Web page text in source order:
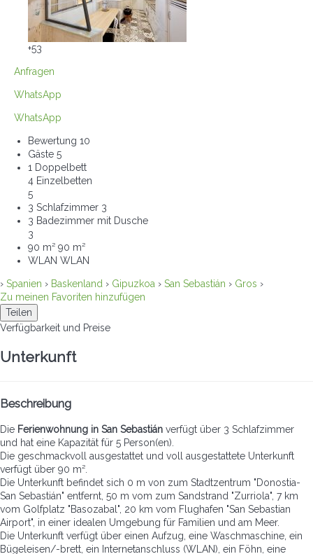
+53
Anfragen
WhatsApp
WhatsApp
Bewertung 10
Gäste 5
1 Doppelbett
4 Einzelbetten
5
3 Schlafzimmer 3
3 Badezimmer mit Dusche
3
90 m² 90 m²
WLAN WLAN
› Spanien › Baskenland › Gipuzkoa › San Sebastián › Gros ›
Zu meinen Favoriten hinzufügen
Teilen
Verfügbarkeit und Preise
Unterkunft
Beschreibung
Die Ferienwohnung in San Sebastián verfügt über 3 Schlafzimmer
und hat eine Kapazität für 5 Person(en).
Die geschmackvoll ausgestattet und voll ausgestattete Unterkunft
verfügt über 90 m².
Die Unterkunft befindet sich 0 m von zum Stadtzentrum "Donostia-
San Sebastián" entfernt, 50 m vom zum Sandstrand "Zurriola", 7 km
vom Golfplatz "Basozabal", 20 km vom Flughafen "San Sebastian
Airport", in einer idealen Umgebung für Familien und am Meer.
Die Unterkunft verfügt über einen Aufzug, eine Waschmaschine, ein
Bügeleisen/-brett, ein Internetanschluss (WLAN), ein Föhn, eine